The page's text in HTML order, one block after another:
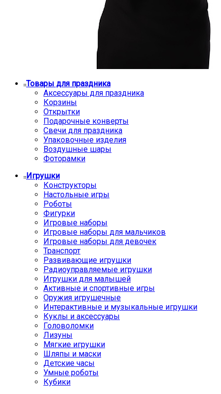
Товары для праздника
Аксессуары для праздника
Корзины
Открытки
Подарочные конверты
Свечи для праздника
Упаковочные изделия
Воздушные шары
Фоторамки
Игрушки
Конструкторы
Настольные игры
Роботы
Фигурки
Игровые наборы
Игровые наборы для мальчиков
Игровые наборы для девочек
Транспорт
Развивающие игрушки
Радиоуправляемые игрушки
Игрушки для малышей
Активные и спортивные игры
Оружия игрушечные
Интерактивные и музыкальные игрушки
Куклы и аксессуары
Головоломки
Лизуны
Мягкие игрушки
Шляпы и маски
Детские часы
Умные роботы
Кубики